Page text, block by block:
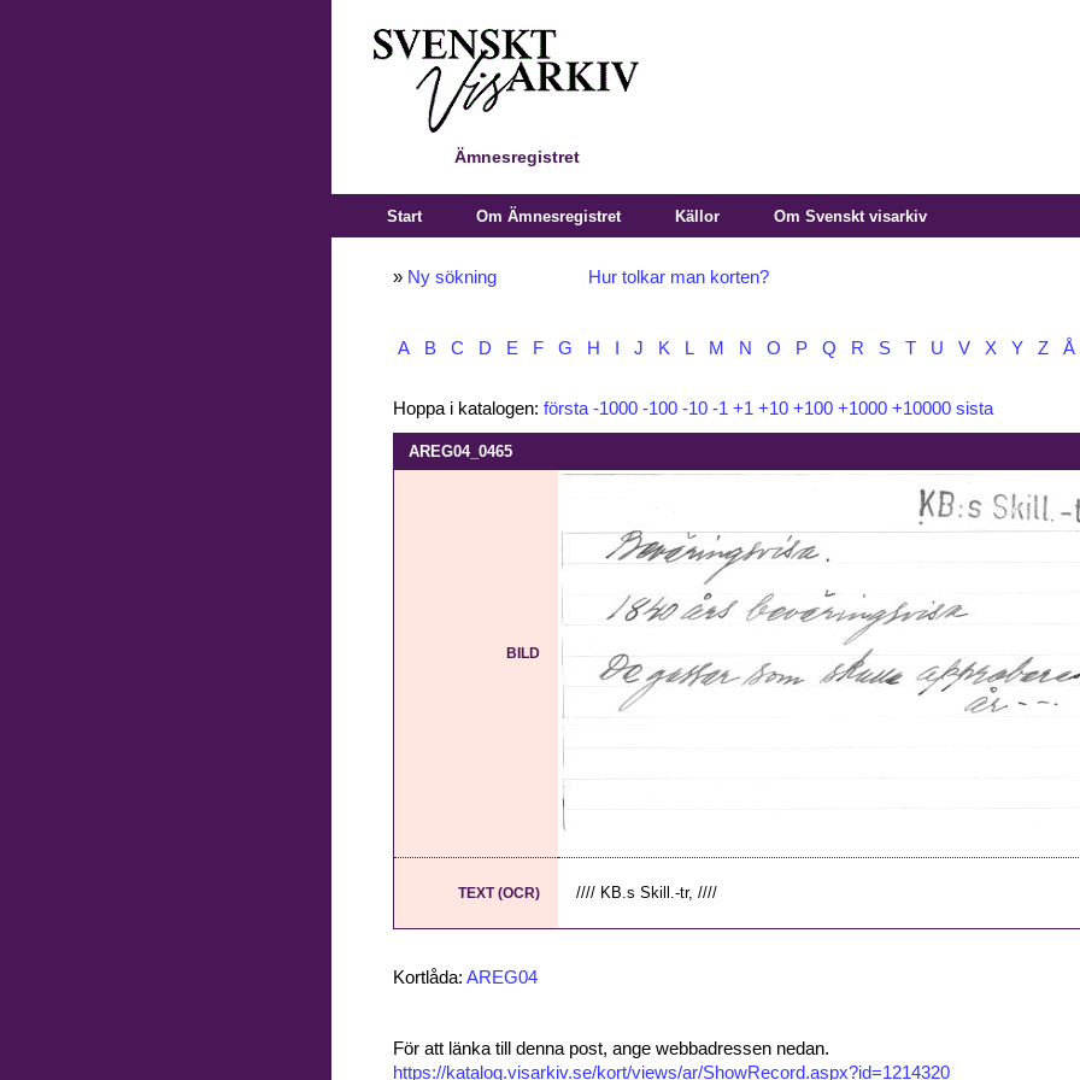
Ämnesregistret
Start Om Ämnesregistret Källor Om Svenskt visarkiv
» Ny sökning Hur tolkar man korten?
A B C D E F G H J K L M N O P Q R S T U V X Y Z Å
Hoppa i katalogen: första -1000 -100 -10 -1 +1 +10 +100 +1000 +10000 sista
AREG04_0465
BILD
TEXT (OCR) //// KB.s Skill.-tr, ////
Kortlåda: AREG04
För att länka till denna post, ange webbadressen nedan.
https://katalog.visarkiv.se/kort/views/ar/ShowRecord.aspx?id=1214320